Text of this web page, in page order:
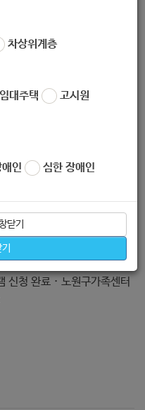
차상위계층
임대주택
고시원
인 심한 장애인
닫기
육하는 부모의 양육스트레
지 신청 → 승인 대기 → 담
신청 완료 · 노원구가족센터